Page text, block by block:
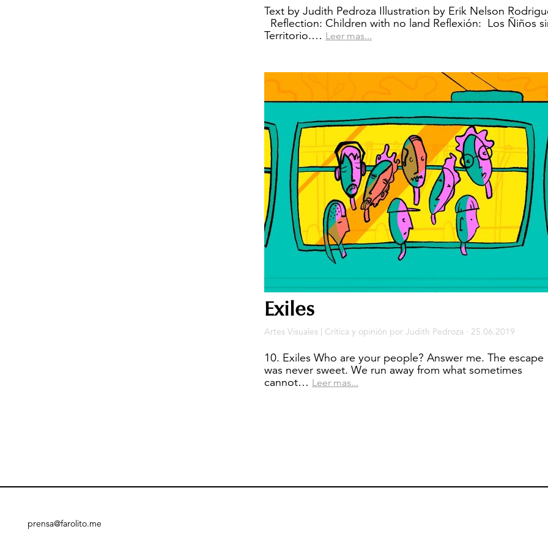
Text by Judith Pedroza Illustration by Erik Nelson
Reflection: Children with no land Reflexión: Los Ñiños
Territorio.… Leer mas...
Exiles
Artes Visuales | Crítica y opinión por Judith Pedroza · 25.06.2019
10. Exiles Who are your people? Answer me. The escape
was never sweet. We run away from what sometimes
cannot… Leer mas...
prensa@farolito.me